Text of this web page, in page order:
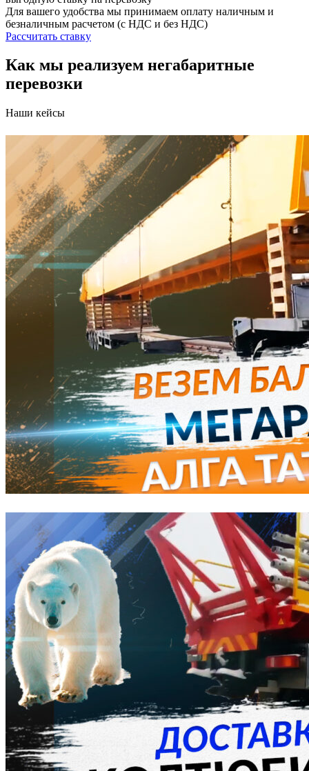
Для вашего удобства мы принимаем оплату наличным и
безналичным расчетом (с НДС и без НДС)
Рассчитать ставку
Как мы реализуем негабаритные
перевозки
Наши кейсы